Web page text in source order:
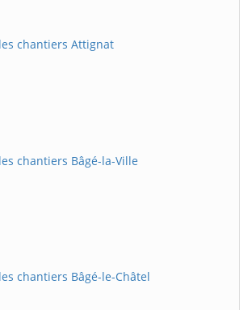
chantiers Attignat
chantiers Bâgé-la-Ville
chantiers Bâgé-le-Châtel